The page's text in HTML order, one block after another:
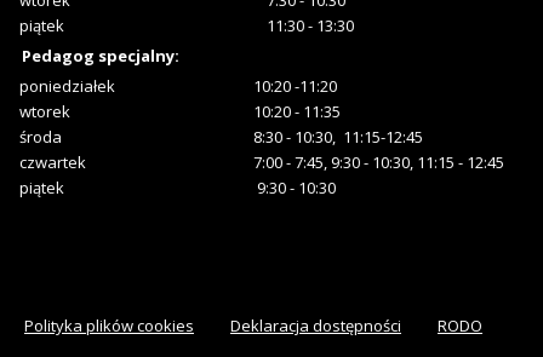
piątek
11:30 - 13:30
Pedagog specjalny:
poniedziałek
10:20 -11:20
wtorek
10:20 - 11:35
środa
8:30 - 10:30, 11:15-12:45
czwartek
7:00 - 7:45, 9:30 - 10:30, 11:15 - 12:45
piątek
9:30 - 10:30
Polityka plików cookies Deklaracja dostępności RODO